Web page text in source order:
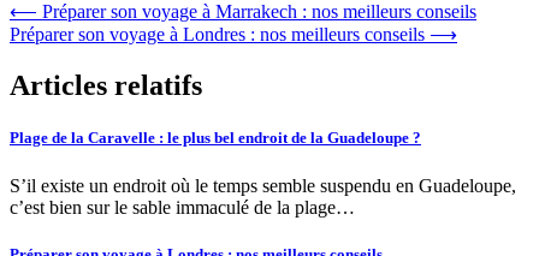
⟵ Préparer son voyage à Marrakech : nos meilleurs conseils
Préparer son voyage à Londres : nos meilleurs conseils ⟶
Articles relatifs
Plage de la Caravelle : le plus bel endroit de la Guadeloupe ?
S’il existe un endroit où le temps semble suspendu en Guadeloupe,
c’est bien sur le sable immaculé de la plage…